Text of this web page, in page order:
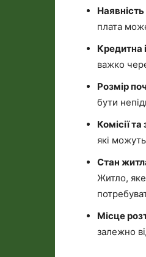
плата
Кредитна
важко
Розмір
бути
Комісії
які
Стан
Житло,
Місце
залежно